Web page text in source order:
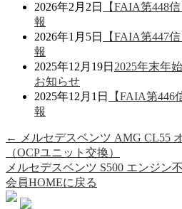
2026年2月2日
【FAIA第448
報
2026年1月5日
【FAIA第447
報
2025年12月19日 2025年末年
お知らせ
2025年12月1日
【FAIA第
報
←
メルセデスベンツ AMG CL55
（OCPユニット交換）
メルセデスベンツ S500 エンジン
会員HOMEに戻る